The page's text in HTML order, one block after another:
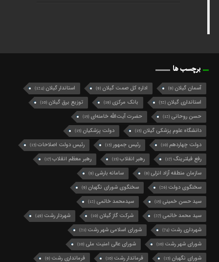
برچسب ها
آسمان گیلان (9) اداره کل صمت گیلان (9) استاندار گیلان (124)
استانداری گیلان (32) بانک مرکزی (19) توزیع برق گیلان (10)
حسن روحانی (12) حضرت آیت‌الله خامنه‌ای (15)
دانشگاه علوم پزشکی گیلان (15) دولت پزشکیان (15)
دولت چهاردهم (10) رئیس جمهور(13) رئیس دولت اصلاحات(13)
رفع فیلترینگ (17) رهبر انقلاب(15) رهبر معظم انقلاب(17)
سازمان منطقه آزاد انزلی (9) سامانه بارشی (9)
سخنگوی دولت (26) سخنگوی شورای نگهبان (9)
سید حسن خمینی (15) سیدمحمد خاتمی (12)
سید محمد خاتمی (27) شرکت گاز گیلان (10) شهردار رشت (49)
شهرداری رشت (74) شورای اسلامی شهر رشت (21)
شورای شهر رشت (10) شورای عالی امنیت ملی (10)
شورای نگهبان (13) فرماندار رشت (10) فرمانداری رشت (9)